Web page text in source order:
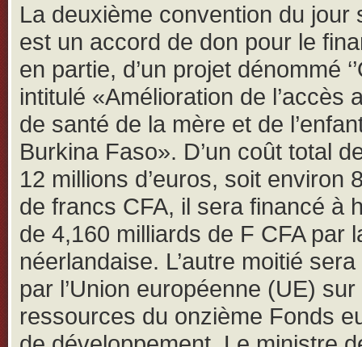
La deuxième convention du jour
est un accord de don pour le
en partie, d’un projet dénommé
intitulé «Amélioration de l’accès
de santé de la mère et de
Burkina Faso». D’un coût total
12 millions d’euros, soit environ
de francs CFA, il sera financé à
de 4,160 milliards de F CFA par
néerlandaise. L’autre moitié
par l’Union européenne (UE) sur
ressources du onzième Fonds